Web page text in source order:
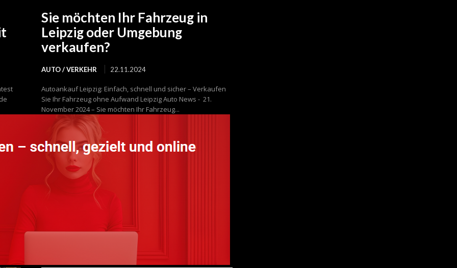
Sie möchten Ihr Fahrzeug in
Leipzig oder Umgebung
verkaufen?
AUTO / VERKEHR 22.11.2024
Autoankauf Leipzig: Einfach, schnell und sicher – Verkaufen
Sie Ihr Fahrzeug ohne Aufwand Leipzig Auto News - 21.
November 2024 – Sie möchten Ihr Fahrzeug...